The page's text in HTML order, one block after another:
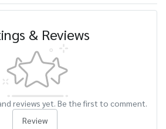
& Reviews
reviews yet. Be the first to comment.
Review